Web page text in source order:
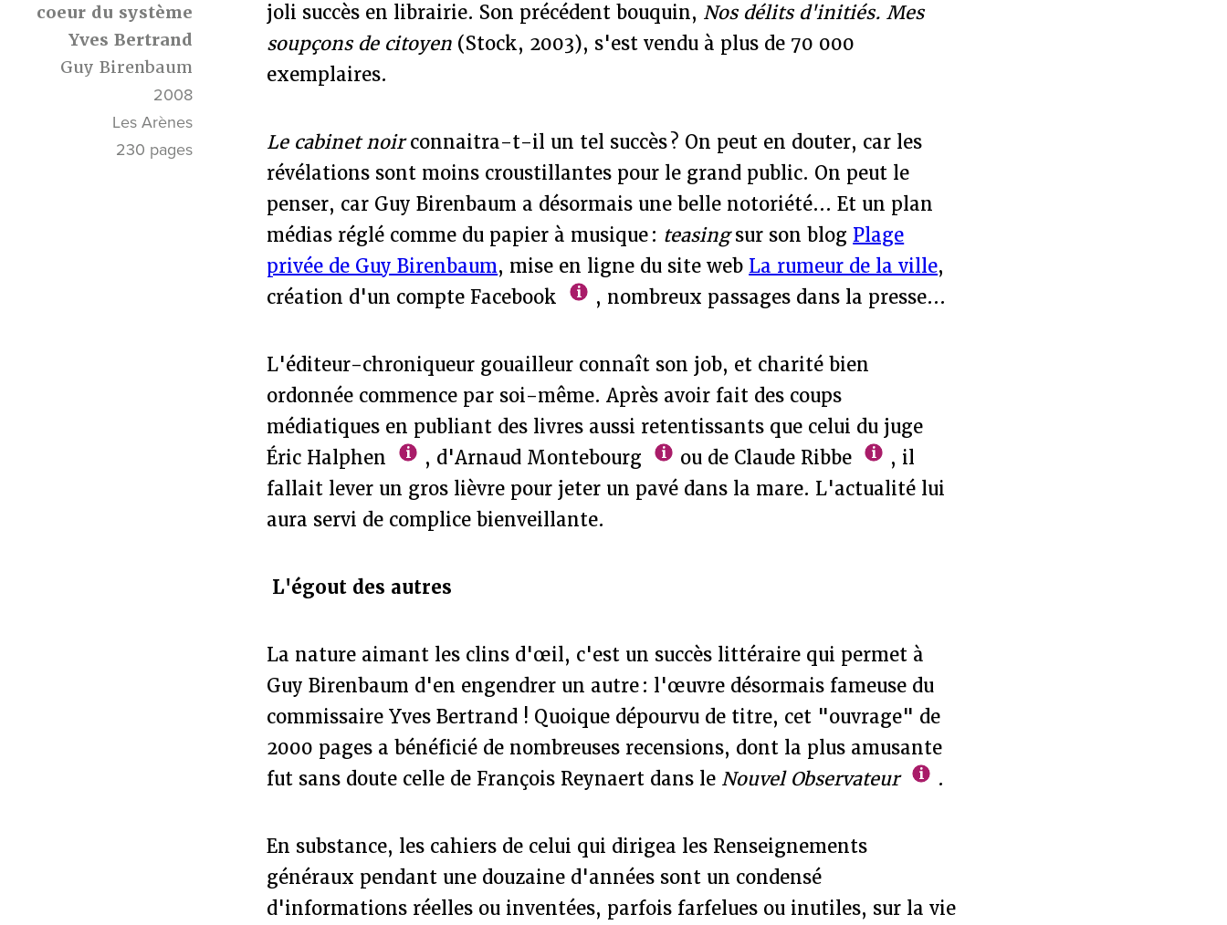
coeur du système
Yves Bertrand
Guy Birenbaum
2008
Les Arènes
230 pages
joli succès en librairie. Son précédent bouquin, Nos délits d'initiés. Mes
soupçons de citoyen (Stock, 2003), s'est vendu à plus de 70 000
exemplaires.
Le cabinet noirconnaitra-t-il un tel succès ? On peut en douter, car les
révélations sont moins croustillantes pour le grand public. On peut le
penser, car Guy Birenbaum a désormais une belle notoriété... Et un plan
médias réglé comme du papier à musique : teasingsur son blog Plage
privée de Guy Birenbaum, mise en ligne du site web La rumeur de la ville,
création d'un compte Facebook
, nombreux passages dans la presse...
L'éditeur-chroniqueur gouailleur connaît son job, et charité bien
ordonnée commence par soi-même. Après avoir fait des coups
médiatiques en publiant des livres aussi retentissants que celui du juge
Éric Halphen
, d'Arnaud Montebourg ou de Claude Ribbe
, il
fallait lever un gros lièvre pour jeter un pavé dans la mare. L'actualité lui
aura servi de complice bienveillante.
L'égout des autres
La nature aimant les clins d'œil, c'est un succès littéraire qui permet à
Guy Birenbaum d'en engendrer un autre : l'œuvre désormais fameuse du
commissaire Yves Bertrand ! Quoique dépourvu de titre, cet "ouvrage" de
2000 pages a bénéficié de nombreuses recensions, dont la plus amusante
fut sans doute celle de François Reynaert dans le Nouvel Observateur .
En substance, les cahiers de celui qui dirigea les Renseignements
généraux pendant une douzaine d'années sont un condensé
d'informations réelles ou inventées, parfois farfelues ou inutiles, sur la vie